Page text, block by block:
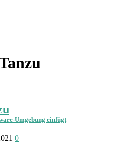
Umgebung einfügt
0